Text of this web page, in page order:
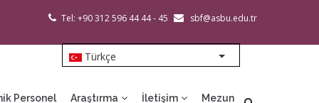
Tel: +90 312 596 44 44 - 45 sbf@asbu.edu.tr
Türkçe
List additional
Personel Araştırma İletişim Mezun